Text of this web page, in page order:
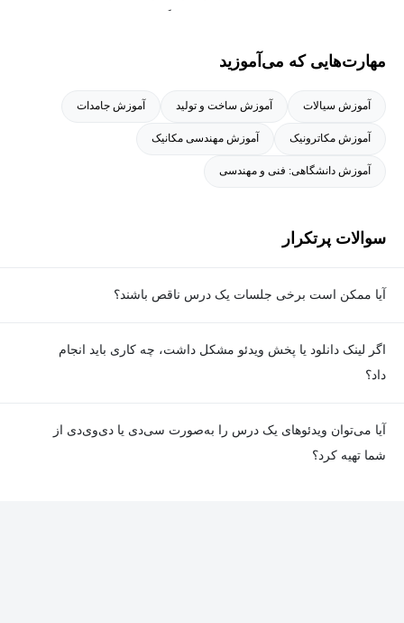
وی در سال ۱۳۸۰ و در اولین دوره انتخاب چهره‌های ماندگار، به عنوان
طراحی می‌باشد.
مهارت‌هایی که می‌آموزید
آموزش سیالات آموزش ساخت و تولید آموزش جامدات
آموزش مکاترونیک آموزش مهندسی مکانیک
آموزش دانشگاهی: فنی و مهندسی
سوالات پرتکرار
آیا ممکن است برخی جلسات یک درس ناقص باشند؟
اگر لینک دانلود یا پخش ویدئو مشکل داشت، چه کاری باید انجام
داد؟
آیا می‌توان ویدئوهای یک درس را به‌صورت سی‌دی یا دی‌وی‌دی از
شما تهیه کرد؟